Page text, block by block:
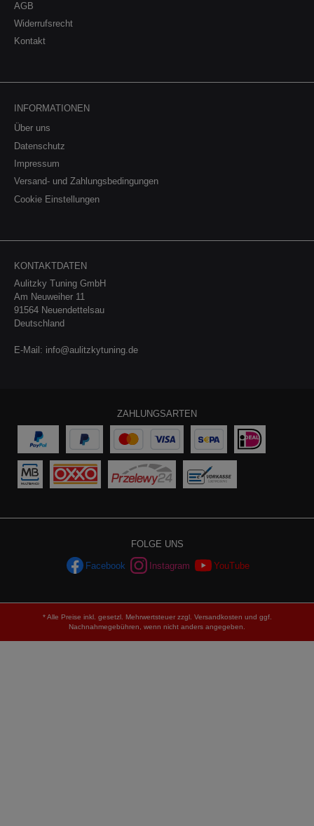
Mit dem Wagner Tuning Turbo Outlet können Sie die
ein neues Niveau heben und gleichzeitig von einer
Stutzen) Achtung: Nicht zugelassen im Bereich der
AGB
Widerrufsrecht
Kontakt
INFORMATIONEN
Über uns
Datenschutz
Impressum
Versand- und Zahlungsbedingungen
Cookie Einstellungen
KONTAKTDATEN
Aulitzky Tuning GmbH
Am Neuweiher 11
91564 Neuendettelsau
Deutschland
E-Mail: info@aulitzkytuning.de
ZAHLUNGSARTEN
FOLGE UNS
Facebook Instagram YouTube
* Alle Preise inkl. gesetzl. Mehrwertsteuer zzgl. Versandkosten und ggf.
Nachnahmegebühren, wenn nicht anders angegeben.